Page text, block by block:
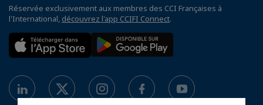
Réservée exclusivement aux membres des CCI Françaises à
l'International, découvrez l'app CCIFI Connect.